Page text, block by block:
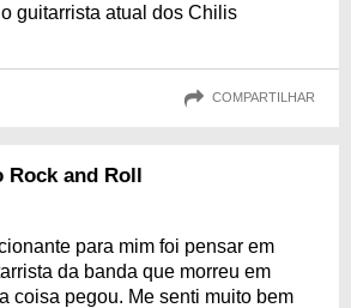
guitarrista atual dos Chilis
COMPARTILHAR
Rock and Roll
para mim foi pensar em
da banda que morreu em
coisa pegou. Me senti muito bem